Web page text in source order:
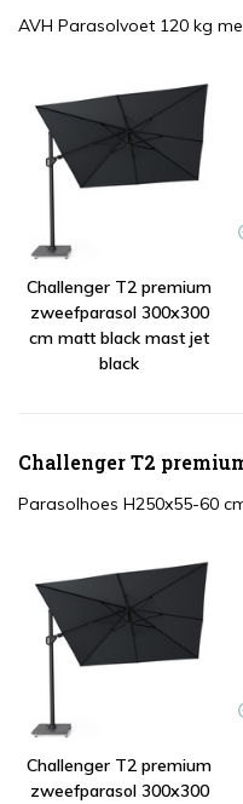
AVH Parasolvoet 120 kg
Challenger T2 premium
zweefparasol 300x300
cm matt black mast jet
black
Challenger T2
Parasolhoes H250x55-60
Challenger T2 premium
zweefparasol 300x300